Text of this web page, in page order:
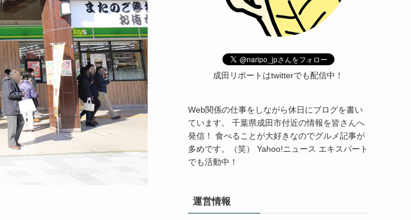
成田リポートはtwitterでも配信中！
Web関係の仕事をしながら休日にブログを書い
ています。 千葉県成田市付近の情報を皆さんへ
発信！ 食べることが大好きなのでグルメ記事が
多めです。（笑） Yahoo!ニュース エキスパート
でも活動中！
運営情報